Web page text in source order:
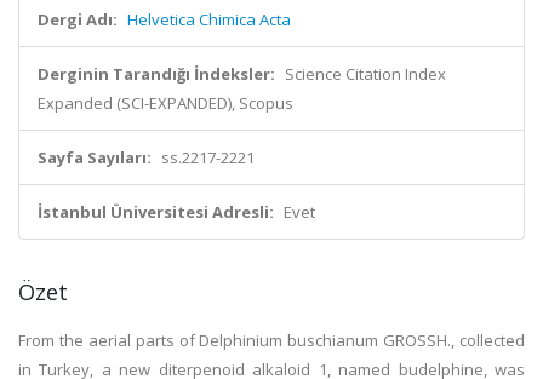
Dergi Adı: Helvetica Chimica Acta
Derginin Tarandığı İndeksler: Science Citation Index
Expanded (SCI-EXPANDED), Scopus
Sayfa Sayıları: ss.2217-2221
İstanbul Üniversitesi Adresli: Evet
Özet
From the aerial parts of Delphinium buschianum GROSSH., collected
in Turkey, a new diterpenoid alkaloid 1, named budelphine, was